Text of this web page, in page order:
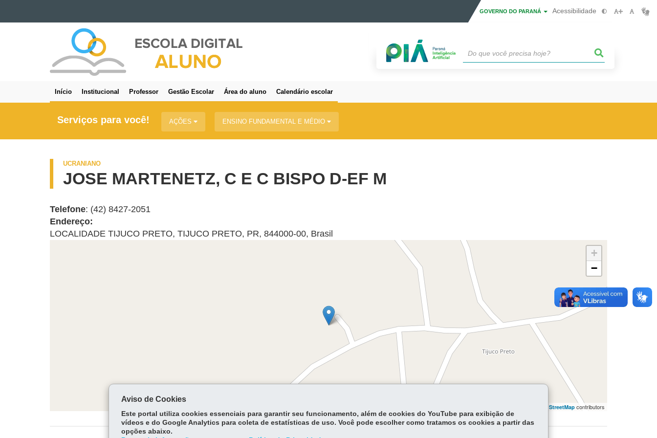
Ir para a navegação
GOVERNO DO PARANÁ Acessibilidade
IDIOMAS
Navegação
principal
Início Institucional Professor Gestão Escolar Área do aluno Calendário escolar
Serviços para você! AÇÕES ENSINO FUNDAMENTAL E MÉDIO
UCRANIANO
JOSE MARTENETZ, C E C BISPO D-EF M
Telefone: (42) 8427-2051
Endereço:
LOCALIDADE TIJUCO PRETO, TIJUCO PRETO, PR, 844000-00, Brasil
+
−
OpenStreetMap contributors
Aviso de Cookies
Este portal utiliza cookies essenciais para garantir seu funcionamento, além de cookies do YouTube para exibição de
vídeos e do Google Analytics para coleta de estatísticas de uso. Você pode escolher como tratamos os cookies a partir das
opções abaixo.